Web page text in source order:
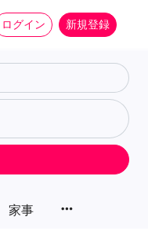
ログイン 新規登録
家事 more_horiz